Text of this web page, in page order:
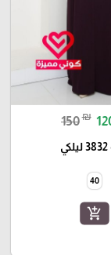
150₪
40
add_shopping_cart